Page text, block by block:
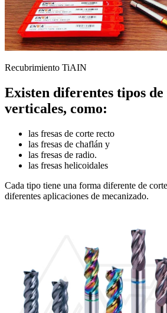
Recubrimiento TiAIN
Existen diferentes tipos de
verticales, como:
las fresas de corte recto
las fresas de chaflán y
las fresas de radio.
las fresas helicoidales
Cada tipo tiene una forma diferente de
diferentes aplicaciones de mecanizado.